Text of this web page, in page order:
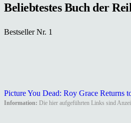
Beliebtestes Buch der
Bestseller Nr. 1
Picture You Dead: Roy Grace Returns
Information: Die hier aufgeführten Links sind